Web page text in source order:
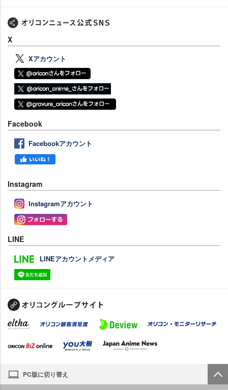
X
Xアカウント
Facebook
Facebookアカウント
Instagram
Instagramアカウント
LINE
LINEアカウントメディア
PC版に切り替え